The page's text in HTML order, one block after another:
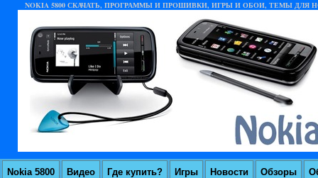
NOKIA 5800 СКАЧАТЬ, ПРОГРАММЫ И ПРОШИВКИ, ИГРЫ И ОБОИ, ТЕМЫ ДЛЯ
Nokia 5800 Видео Где купить? Игры Новости Обзоры